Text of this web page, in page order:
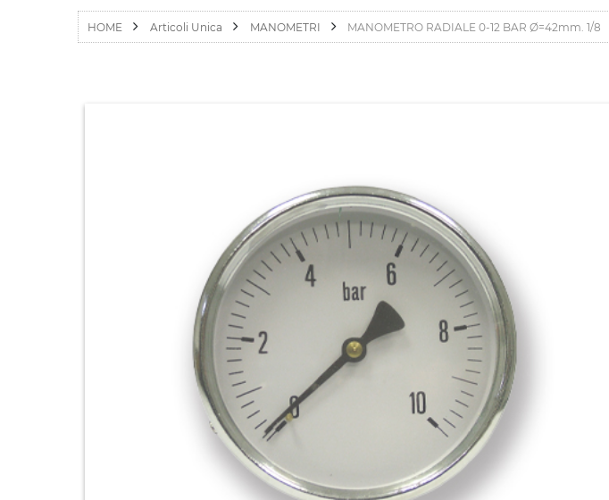
HOME Articoli Unica MANOMETRI MANOMETRO RADIALE 0-12 BAR Ø=42mm. 1/8